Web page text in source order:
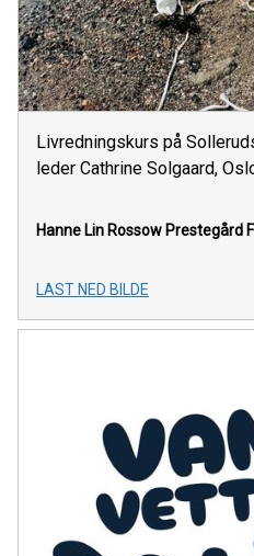
Livredningskurs på
leder Cathrine Solgaard,
Hanne Lin Rossow Prestegård
LAST NED BILDE